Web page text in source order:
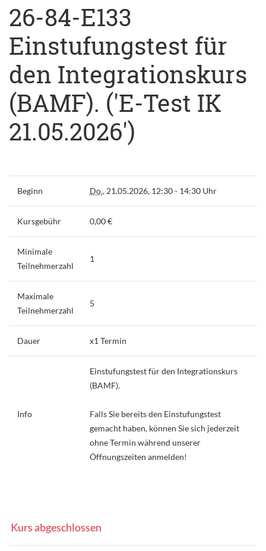
26-84-E133
Einstufungstest für
den Integrationskurs
(BAMF). ('E-Test IK
21.05.2026')
Beginn Do., 21.05.2026, 12:30 - 14:30 Uhr
Kursgebühr 0,00 €
Minimale
Teilnehmerzahl
1
Maximale
Teilnehmerzahl
5
Dauer x1 Termin
Info
Einstufungstest für den Integrationskurs
(BAMF).
Falls Sie bereits den Einstufungstest
gemacht haben, können Sie sich jederzeit
ohne Termin während unserer
Öffnungszeiten anmelden!
Kurs abgeschlossen